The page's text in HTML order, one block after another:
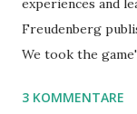
Freudenberg
We took the
Rejchtman's
3 KOMMENTARE